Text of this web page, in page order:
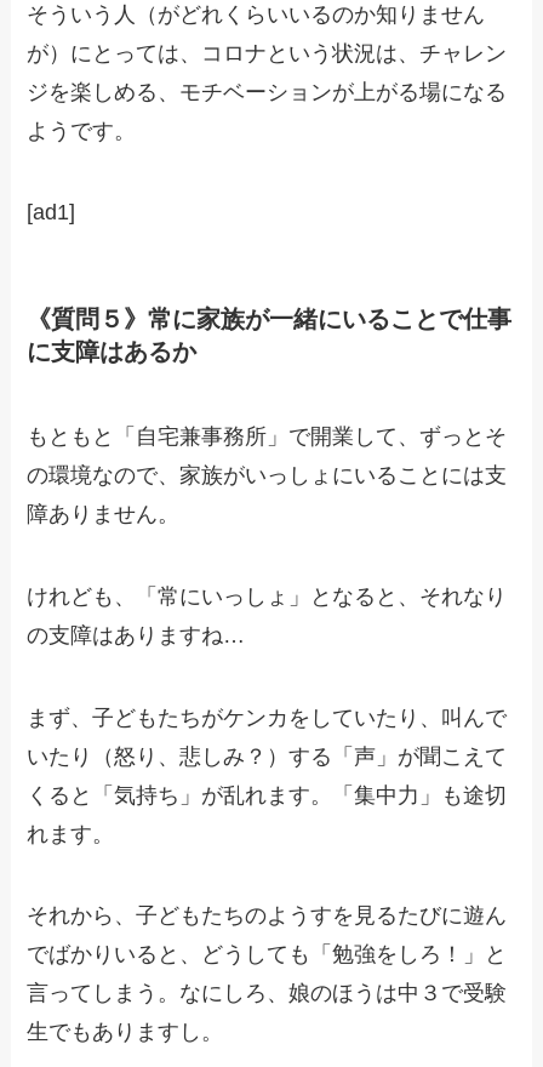
そういう人（がどれくらいいるのか知りません
が）にとっては、コロナという状況は、チャレン
ジを楽しめる、モチベーションが上がる場になる
ようです。
[ad1]
《質問５》常に家族が一緒にいることで仕事
に支障はあるか
もともと「自宅兼事務所」で開業して、ずっとそ
の環境なので、家族がいっしょにいることには支
障ありません。
けれども、「常にいっしょ」となると、それなり
の支障はありますね…
まず、子どもたちがケンカをしていたり、叫んで
いたり（怒り、悲しみ？）する「声」が聞こえて
くると「気持ち」が乱れます。「集中力」も途切
れます。
それから、子どもたちのようすを見るたびに遊ん
でばかりいると、どうしても「勉強をしろ！」と
言ってしまう。なにしろ、娘のほうは中３で受験
生でもありますし。